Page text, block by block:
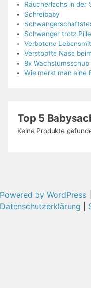
Räucherlachs in der
Schreibaby
Schwanger trotz Pille
Verbotene
Verstopfte Nase
8x Wachstumsschub
Wie merkt man eine
Top 5
Keine Produkte
Powered by WordPress
Datenschutzerklärung